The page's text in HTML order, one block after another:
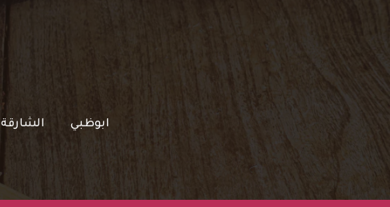
ابوظبي الشارقة